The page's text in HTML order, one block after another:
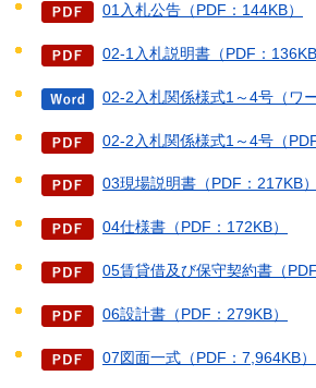
01入札公告（PDF：144KB）
02-1入札説明書（PDF：136KB
02-2入札関係様式1～4号（ワ
02-2入札関係様式1～4号（
03現場説明書（PDF：217KB）
04仕様書（PDF：172KB）
05賃貸借及び保守契約書（PDF
06設計書（PDF：279KB）
07図面一式（PDF：7,964KB）